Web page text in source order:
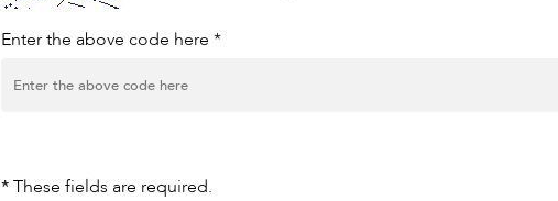
Enter the above code here *
* These fields are required.